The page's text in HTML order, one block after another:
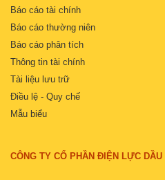
Báo cáo tài chính
Báo cáo thường niên
Báo cáo phân tích
Thông tin tài chính
Tài liệu lưu trữ
Điều lệ - Quy chế
Mẫu biểu
CÔNG TY CỔ PHẦN ĐIỆN LỰC DẦU